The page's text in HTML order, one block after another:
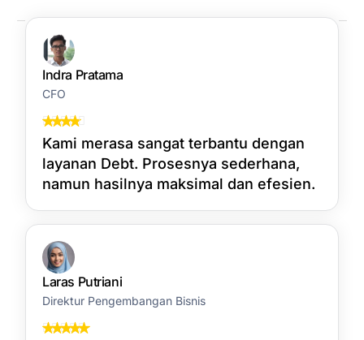
Indra Pratama
CFO
Kami merasa sangat terbantu dengan
layanan Debt. Prosesnya sederhana,
namun hasilnya maksimal dan efesien.
Laras Putriani
Direktur Pengembangan Bisnis